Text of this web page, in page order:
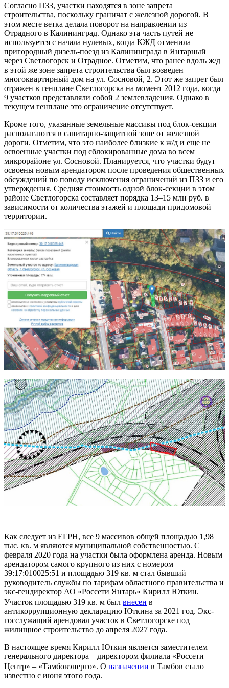
Согласно ПЗЗ, участки находятся в зоне запрета
строительства, поскольку граничат с железной дорогой. В
этом месте ветка делала поворот на направлении из
Отрадного в Калининград. Однако эта часть путей не
используется с начала нулевых, когда КЖД отменила
пригородный дизель-поезд из Калининграда в Янтарный
через Светлогорск и Отрадное. Отметим, что ранее вдоль ж/д
в этой же зоне запрета строительства был возведен
многоквартирный дом на ул. Сосновой, 2. Этот же запрет был
отражен в генплане Светлогорска на момент 2012 года, когда
9 участков представляли собой 2 землевладения. Однако в
текущем генплане это ограничение отсутствует.
Кроме того, указанные земельные массивы под блок-секции
располагаются в санитарно-защитной зоне от железной
дороги. Отметим, что это наиболее близкие к ж/д и еще не
освоенные участки под сблокированные дома во всем
микрорайоне ул. Сосновой. Планируется, что участки будут
освоены новым арендатором после проведения общественных
обсуждений по поводу исключения ограничений из ПЗЗ и его
утверждения. Средняя стоимость одной блок-секции в этом
районе Светлогорска составляет порядка 13–15 млн руб. в
зависимости от количества этажей и площади придомовой
территории.
Как следует из ЕГРН, все 9 массивов общей площадью 1,98
тыс. кв. м являются муниципальной собственностью. С
февраля 2020 года на участки была оформлена аренда. Новым
арендатором самого крупного из них с номером
39:17:010025:51 и площадью 319 кв. м стал бывший
руководитель службы по тарифам областного правительства и
экс-гендиректор АО «Россети Янтарь» Кирилл Юткин.
Участок площадью 319 кв. м был внесен в
антикоррупционную декларацию Юткина за 2021 год. Экс-
госслужащий арендовал участок в Светлогорске под
жилищное строительство до апреля 2027 года.
В настоящее время Кирилл Юткин является заместителем
генерального директора – директором филиала «Россети
Центр» – «Тамбовэнерго». О назначении в Тамбов стало
известно с июня этого года.